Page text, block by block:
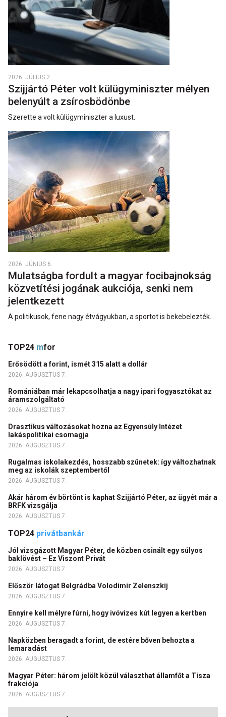
2026. JÚLIUS 2.
Szijjártó Péter volt külügyminiszter mélyen
belenyúlt a zsírosbödönbe
Szerette a volt külügyminiszter a luxust.
2026. JÚNIUS 6.
Mulatságba fordult a magyar focibajnokság
közvetítési jogának aukciója, senki nem
jelentkezett
A politikusok, fene nagy étvágyukban, a sportot is bekebelezték.
TOP24 mfor
Erősödött a forint, ismét 315 alatt a dollár
2026. AUGUSZTUS 7.
Romániában már lekapcsolhatja a nagy ipari fogyasztókat az
áramszolgáltató
2026. AUGUSZTUS 7.
Drasztikus változásokat hozna az Egyensúly Intézet
lakáspolitikai csomagja
2026. AUGUSZTUS 7.
Rugalmas iskolakezdés, hosszabb szünetek: így változhatnak
meg az iskolák szeptembertől
2026. AUGUSZTUS 7.
Akár három év börtönt is kaphat Szijjártó Péter, az ügyét már a
BRFK vizsgálja
2026. AUGUSZTUS 7.
TOP24 privátbankár
Jól vizsgázott Magyar Péter, de közben csinált egy súlyos
baklövést – Ez Viszont Privát
2026. AUGUSZTUS 7.
Először látogat Belgrádba Volodimir Zelenszkij
2026. AUGUSZTUS 7.
Ennyire kell mélyre fúrni, hogy ivóvizes kút legyen a kertben
2026. AUGUSZTUS 7.
Napközben beragadt a forint, de estére bőven behozta a
lemaradást
2026. AUGUSZTUS 7.
Magyar Péter: három jelölt közül választhat államfőt a Tisza
frakciója
2026. AUGUSZTUS 7.